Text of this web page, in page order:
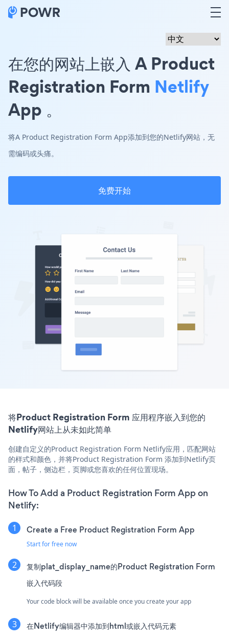
在您的网站上嵌入 A Product
Registration Form Netlify
App 。
将A Product Registration Form App添加到您的Netlify网站，无
需编码或头痛。
免费开始
将Product Registration Form 应用程序嵌入到您的
Netlify网站上从未如此简单
创建自定义的Product Registration Form Netlify应用，匹配网站
的样式和颜色，并将Product Registration Form 添加到Netlify页
面，帖子，侧边栏，页脚或您喜欢的任何位置现场。
How To Add a Product Registration Form App on
Netlify:
Create a Free Product Registration Form App
Start for free now
复制plat_display_name的Product Registration Form
嵌入代码段
Your code block will be available once you create your app
在Netlify编辑器中添加到html或嵌入代码元素